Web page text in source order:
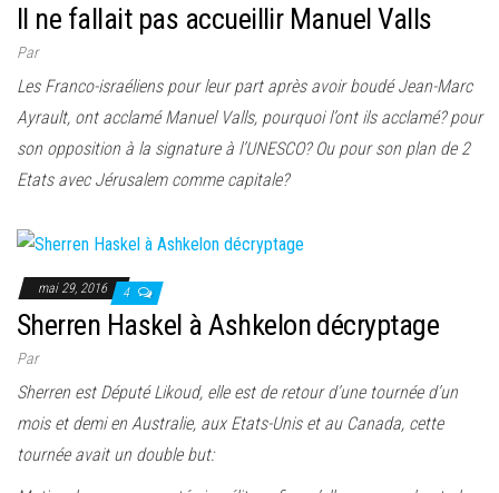
Il ne fallait pas accueillir Manuel Valls
Par
Les Franco-israéliens pour leur part après avoir boudé Jean-Marc
Ayrault, ont acclamé Manuel Valls, pourquoi l’ont ils acclamé? pour
son opposition à la signature à l’UNESCO? Ou pour son plan de 2
Etats avec Jérusalem comme capitale?
mai 29, 2016 4
Sherren Haskel à Ashkelon décryptage
Par
Sherren est Député Likoud, elle est de retour d’une tournée d’un
mois et demi en Australie, aux Etats-Unis et au Canada, cette
tournée avait un double but: